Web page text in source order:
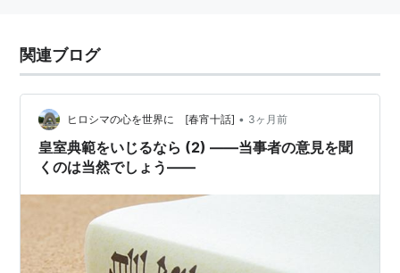
作者:中西正司,上野千鶴子
発売日: 2003/10/22
メディア:新書
購入: 3人
この商品を含むブログ (81件) を見る
関連ブログ
ヒロシマの心を世界に [春宵十話] • 3ヶ月前
皇室典範をいじるなら (2) ――当事者の意見を聞
くのは当然でしょう――